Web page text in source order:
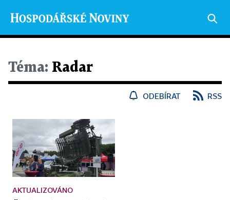
Téma: Radar
ODEBÍRAT RSS
AKTUALIZOVÁNO